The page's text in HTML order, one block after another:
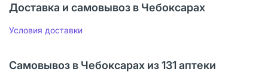
Доставка и самовывоз в Чебоксарах
Условия доставки
Самовывоз в Чебоксарах из 131 аптеки